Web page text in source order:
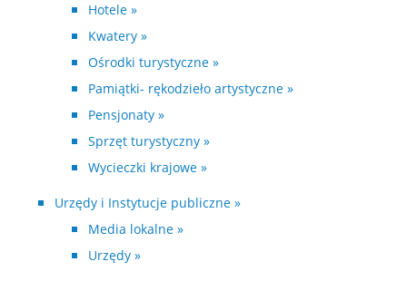
Hotele »
Kwatery »
Ośrodki turystyczne »
Pamiątki- rękodzieło artystyczne »
Pensjonaty »
Sprzęt turystyczny »
Wycieczki krajowe »
Urzędy i Instytucje publiczne »
Media lokalne »
Urzędy »